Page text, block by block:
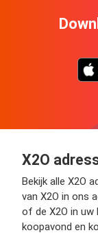
X2O
Bekijk alle X2O
van X2O in ons
of de X2O in
koopavond en